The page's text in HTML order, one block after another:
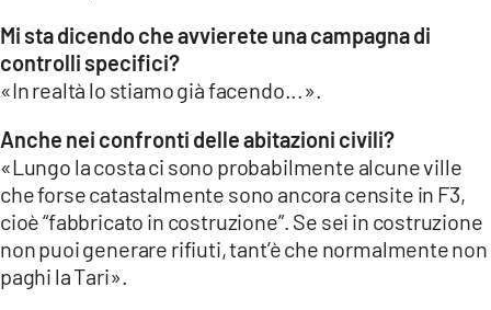
Mi sta dicendo che avvierete una campagna di
controlli specifici?
«In realtà lo stiamo già facendo...».
Anche nei confronti delle abitazioni civili?
«Lungo la costa ci sono probabilmente alcune ville
che forse catastalmente sono ancora censite in F3,
cioè “fabbricato in costruzione”. Se sei in costruzione
non puoi generare rifiuti, tant’è che normalmente non
paghi la Tari».